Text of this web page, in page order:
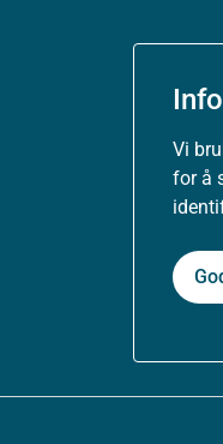
Vi
for å